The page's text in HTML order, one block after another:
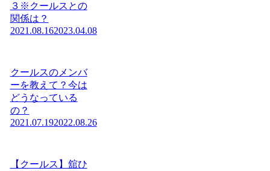
３※クールスとの
関係は？
2021.08.162023.04.08
クールスのメンバ
ーを教えて？今は
どうなっている
の？
2021.07.192022.08.26
【クールス】舘ひ